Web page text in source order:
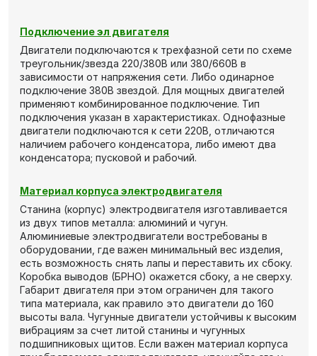
Подключение эл двигателя
Двигатели подключаются к трехфазной сети по схеме
треугольник/звезда 220/380В или 380/660В в
зависимости от напряжения сети. Либо одинарное
подключение 380В звездой. Для мощных двигателей
применяют комбинированное подключение. Тип
подключения указан в характеристиках. Однофазные
двигатели подключаются к сети 220В, отличаются
наличием рабочего конденсатора, либо имеют два
конденсатора; пусковой и рабочий.
Материал корпуса электродвигателя
Станина (корпус) электродвигателя изготавливается
из двух типов металла: алюминий и чугун.
Алюминиевые электродвигатели востребованы в
оборудовании, где важен минимальный вес изделия,
есть возможность снять лапы и переставить их сбоку.
Коробка выводов (БРНО) окажется сбоку, а не сверху.
Габарит двигателя при этом ограничен для такого
типа материала, как правило это двигатели до 160
высоты вала. Чугунные двигатели устойчивы к высоким
вибрациям за счет литой станины и чугунных
подшипниковых щитов. Если важен материал корпуса